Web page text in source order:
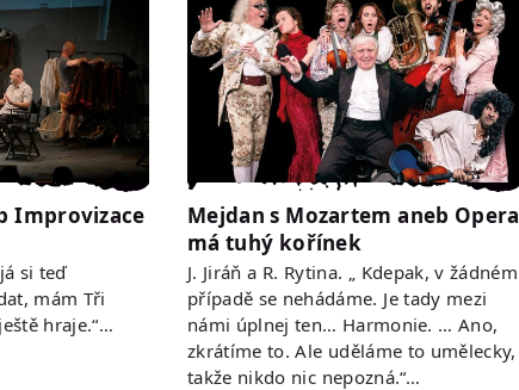
Improvizace
si teď
mám Tři
hraje.“…
Mejdan s Mozartem aneb Opera
má tuhý kořínek
J. Jiráň a R. Rytina. „ Kdepak, v žádném
případě se nehádáme. Je tady mezi
námi úplnej ten… Harmonie. … Ano,
zkrátíme to. Ale uděláme to umělecky,
takže nikdo nic nepozná.“…